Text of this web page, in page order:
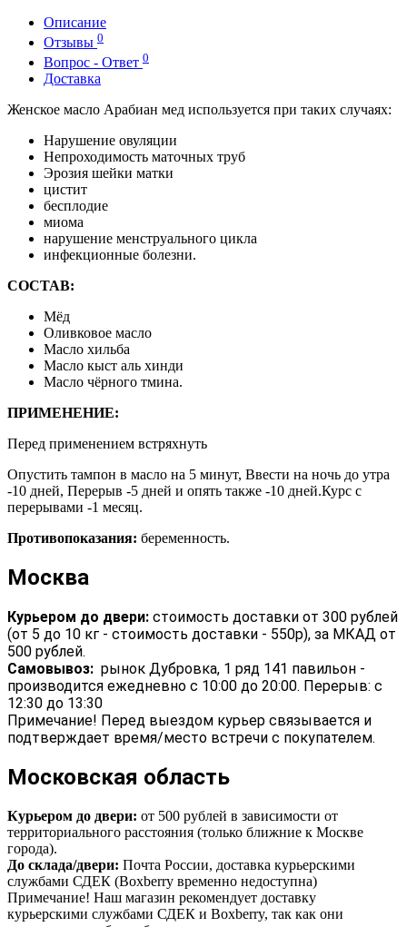
Описание
Отзывы 0
Вопрос - Ответ 0
Доставка
Женское масло Арабиан мед используется при таких случаях:
Нарушение овуляции
Непроходимость маточных труб
Эрозия шейки матки
цистит
бесплодие
миома
нарушение менструального цикла
инфекционные болезни.
СОСТАВ:
Мёд
Оливковое масло
Масло хильба
Масло кыст аль хинди
Масло чёрного тмина.
ПРИМЕНЕНИЕ:
Перед применением встряхнуть
Опустить тампон в масло на 5 минут, Ввести на ночь до утра
-10 дней, Перерыв -5 дней и опять также -10 дней.Курс с
перерывами -1 месяц.
Противопоказания: беременность.
Москва
Курьером до двери: стоимость доставки от 300 рублей
(от 5 до 10 кг - стоимость доставки - 550р), за МКАД от
500 рублей.
Самовывоз: рынок Дубровка, 1 ряд 141 павильон -
производится ежедневно с 10:00 до 20:00. Перерыв: с
12:30 до 13:30
Примечание! Перед выездом курьер связывается и
подтверждает время/место встречи с покупателем.
Московская область
Курьером до двери: от 500 рублей в зависимости от
территориального расстояния (только ближние к Москве
города).
До склада/двери: Почта России, доставка курьерскими
службами СДЕК (Boxberry временно недоступна)
Примечание! Наш магазин рекомендует доставку
курьерскими службами СДЕК и Boxberry, так как они